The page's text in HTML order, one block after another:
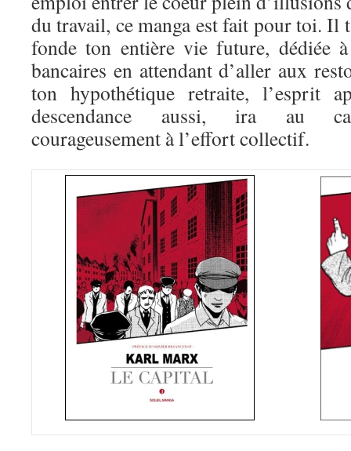
du travail, ce manga est fait pour toi. Il
fonde ton entière vie future, dédiée
bancaires en attendant d’aller aux
ton hypothétique retraite, l’esprit
descendance aussi, ira au
courageusement à l’effort collectif.